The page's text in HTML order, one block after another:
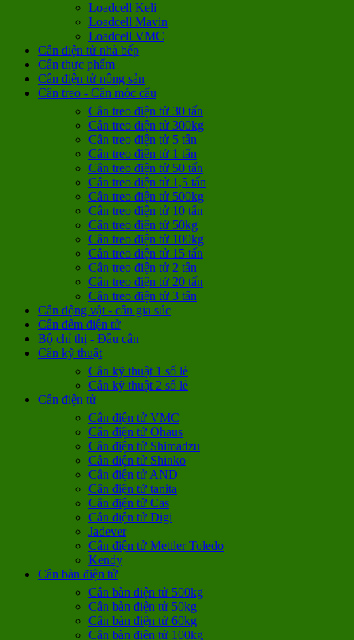
Loadcell Keli
Loadcell Mavin
Loadcell VMC
Cân điện tử nhà bếp
Cân thực phẩm
Cân điện tử nông sản
Cân treo - Cân móc cẩu
Cân treo điện tử 30 tấn
Cân treo điện tử 300kg
Cân treo điện tử 5 tấn
Cân treo điện tử 1 tấn
Cân treo điện tử 50 tấn
Cân treo điện tử 1,5 tấn
Cân treo điện tử 500kg
Cân treo điện tử 10 tấn
Cân treo điện tử 50kg
Cân treo điện tử 100kg
Cân treo điện tử 15 tấn
Cân treo điện tử 2 tấn
Cân treo điện tử 20 tấn
Cân treo điện tử 3 tấn
Cân động vật - cân gia súc
Cân đếm điện tử
Bộ chỉ thị - Đầu cân
Cân kỹ thuật
Cân kỹ thuật 1 số lẻ
Cân kỹ thuật 2 số lẻ
Cân điện tử
Cân điện tử VMC
Cân điện tử Ohaus
Cân điện tử Shimadzu
Cân điện tử Shinko
Cân điện tử AND
Cân điện tử tanita
Cân điện tử Cas
Cân điện tử Digi
Jadever
Cân điện tử Mettler Toledo
Kendy
Cân bàn điện tử
Cân bàn điện tử 500kg
Cân bàn điện tử 50kg
Cân bàn điện tử 60kg
Cân bàn điện tử 100kg